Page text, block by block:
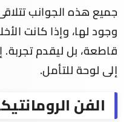
جميع هذه الجوانب
وجود لها، وإذا كانت
قاطعة، بل ليقدم
إلى لوحة للتأمل.
الفن